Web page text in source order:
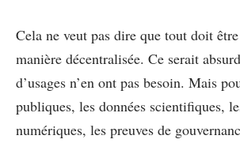
Cela ne veut pas dire que tout doit
manière décentralisée. Ce serait
d’usages n’en ont pas besoin. Mais
publiques, les données scientifiques,
numériques, les preuves de